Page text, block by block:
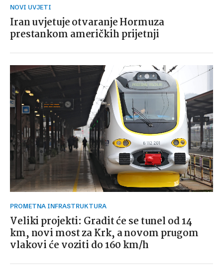
NOVI UVJETI
Iran uvjetuje otvaranje Hormuza
prestankom američkih prijetnji
PROMETNA INFRASTRUKTURA
Veliki projekti: Gradit će se tunel od 14
km, novi most za Krk, a novom prugom
vlakovi će voziti do 160 km/h